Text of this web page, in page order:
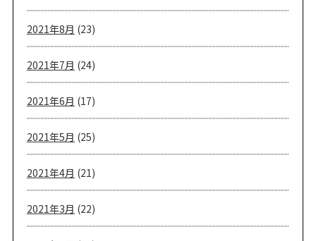
2021年8月 (23)
2021年7月 (24)
2021年6月 (17)
2021年5月 (25)
2021年4月 (21)
2021年3月 (22)